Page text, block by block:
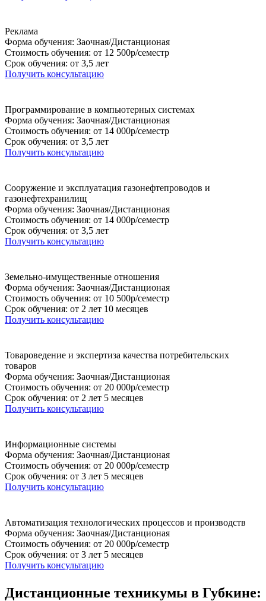
Реклама
Форма обучения: Заочная/Дистанционая
Стоимость обучения: от 12 500р/семестр
Срок обучения: от 3,5 лет
Получить консультацию
Программирование в компьютерных системах
Форма обучения: Заочная/Дистанционая
Стоимость обучения: от 14 000р/семестр
Срок обучения: от 3,5 лет
Получить консультацию
Сооружение и эксплуатация газонефтепроводов и
газонефтехранилищ
Форма обучения: Заочная/Дистанционая
Стоимость обучения: от 14 000р/семестр
Срок обучения: от 3,5 лет
Получить консультацию
Земельно-имущественные отношения
Форма обучения: Заочная/Дистанционая
Стоимость обучения: от 10 500р/семестр
Срок обучения: от 2 лет 10 месяцев
Получить консультацию
Товароведение и экспертиза качества потребительских
товаров
Форма обучения: Заочная/Дистанционая
Стоимость обучения: от 20 000р/семестр
Срок обучения: от 2 лет 5 месяцев
Получить консультацию
Информационные системы
Форма обучения: Заочная/Дистанционая
Стоимость обучения: от 20 000р/семестр
Срок обучения: от 3 лет 5 месяцев
Получить консультацию
Автоматизация технологических процессов и производств
Форма обучения: Заочная/Дистанционая
Стоимость обучения: от 20 000р/семестр
Срок обучения: от 3 лет 5 месяцев
Получить консультацию
Дистанционные техникумы в Губкине: